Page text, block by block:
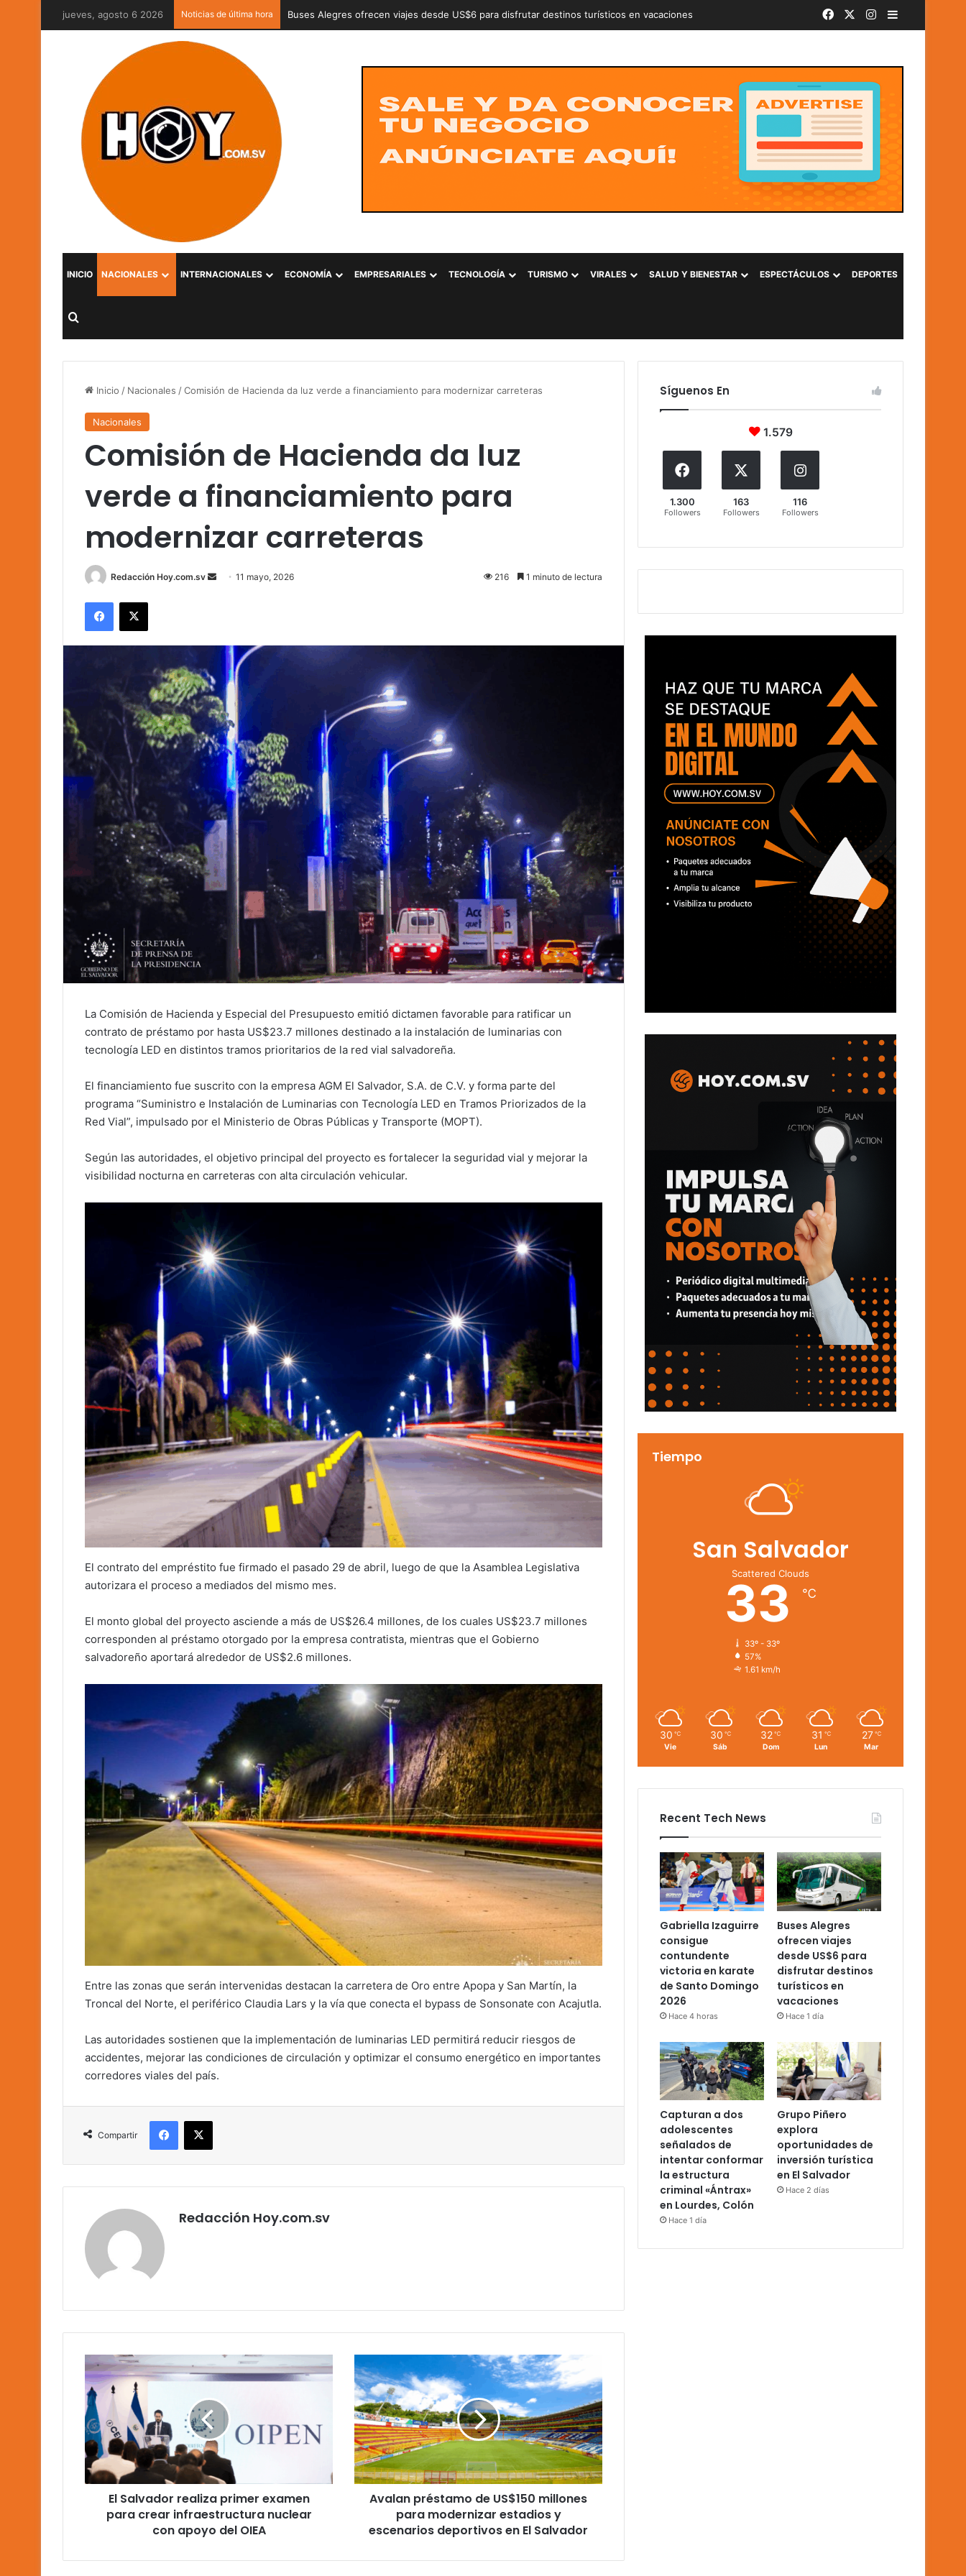
jueves, agosto 6 2026 Noticias de última hora Capturan a dos adolescentes señalados de intentar conformar la estructura criminal «Ántrax» en Lourdes, Colón FacebookInstagram
Barra lateral
INICIO NACIONALES INTERNACIONALES ECONOMÍA EMPRESARIALES TECNOLOGÍA TURISMO VIRALES SALUD Y BIENESTAR ESPECTÁCULOS DEPORTES
Buscar por
Inicio / Nacionales /Comisión de Hacienda da luz verde a financiamiento para modernizar carreteras
Nacionales
Comisión de Hacienda da luz
verde a financiamiento para
modernizar carreteras
Redacción Hoy.com.sv
Send11 mayo, 2026 216 1 minuto de lectura
Facebook
X
La Comisión de Hacienda y Especial del Presupuesto emitió dictamen favorable para ratificar un
contrato de préstamo por hasta US$23.7 millones destinado a la instalación de luminarias con
tecnología LED en distintos tramos prioritarios de la red vial salvadoreña.
El financiamiento fue suscrito con la empresa AGM El Salvador, S.A. de C.V. y forma parte del
programa “Suministro e Instalación de Luminarias con Tecnología LED en Tramos Priorizados de la
Red Vial”, impulsado por el Ministerio de Obras Públicas y Transporte (MOPT).
Según las autoridades, el objetivo principal del proyecto es fortalecer la seguridad vial y mejorar la
visibilidad nocturna en carreteras con alta circulación vehicular.
El contrato del empréstito fue firmado el pasado 29 de abril, luego de que la Asamblea Legislativa
autorizara el proceso a mediados del mismo mes.
El monto global del proyecto asciende a más de US$26.4 millones, de los cuales US$23.7 millones
corresponden al préstamo otorgado por la empresa contratista, mientras que el Gobierno
salvadoreño aportará alrededor de US$2.6 millones.
Entre las zonas que serán intervenidas destacan la carretera de Oro entre Apopa y San Martín, la
Troncal del Norte, el periférico Claudia Lars y la vía que conecta el bypass de Sonsonate con Acajutla.
Las autoridades sostienen que la implementación de luminarias LED permitirá reducir riesgos de
accidentes, mejorar las condiciones de circulación y optimizar el consumo energético en importantes
corredores viales del país.
Compartir
Facebook
X
Redacción Hoy.com.sv
Salvador
realiza
primer
examen
para
crear
infraestructura
nuclear
apoyo
El Salvador realiza primer examen
para crear infraestructura nuclear
con apoyo del OIEA
préstamo
de
US$150
millones
para
modernizar
estadios
y
escenarios
deportivos
Avalan préstamo de US$150 millones
para modernizar estadios y
escenarios deportivos en El Salvador
Síguenos En
1.579
1.300
Followers
163
Followers
116
Followers
Tiempo
San Salvador
Scattered Clouds
33 ℃
33º - 33º
57%
1.61 km/h
30 ℃
Vie
30 ℃
Sáb
32 ℃
Dom
31 ℃
Lun
27 ℃
Mar
Recent Tech News
Gabriella Izaguirre
consigue
contundente
victoria en karate
de Santo Domingo
2026
Hace 4 horas
Buses Alegres
ofrecen viajes
desde US$6 para
disfrutar destinos
turísticos en
vacaciones
Hace 1 día
Capturan a dos
adolescentes
señalados de
intentar conformar
la estructura
criminal «Ántrax»
en Lourdes, Colón
Hace 1 día
Grupo Piñero
explora
oportunidades de
inversión turística
en El Salvador
Hace 2 días